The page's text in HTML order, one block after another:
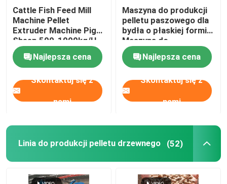
Cattle Fish Feed Mill
Machine Pellet
Extruder Machine Pig
Sheep 500-1000kg/H
Najlepsza cena
Skontaktuj się z
nami
Maszyna do produkcji
pelletu paszowego dla
bydła o płaskiej formie
Maszyna do
granulowania karmy dla
świń i kózNajlepsza cena
Skontaktuj się z
nami
Linia do produkcji pelletu drzewnego (52)